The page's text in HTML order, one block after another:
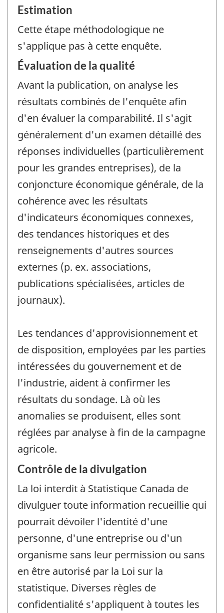
Estimation
Cette étape méthodologique ne
s'applique pas à cette enquête.
Évaluation de la qualité
Avant la publication, on analyse les
résultats combinés de l'enquête afin
d'en évaluer la comparabilité. Il s'agit
généralement d'un examen détaillé des
réponses individuelles (particulièrement
pour les grandes entreprises), de la
conjoncture économique générale, de la
cohérence avec les résultats
d'indicateurs économiques connexes,
des tendances historiques et des
renseignements d'autres sources
externes (p. ex. associations,
publications spécialisées, articles de
journaux).
Les tendances d'approvisionnement et
de disposition, employées par les parties
intéressées du gouvernement et de
l'industrie, aident à confirmer les
résultats du sondage. Là où les
anomalies se produisent, elles sont
réglées par analyse à fin de la campagne
agricole.
Contrôle de la divulgation
La loi interdit à Statistique Canada de
divulguer toute information recueillie qui
pourrait dévoiler l'identité d'une
personne, d'une entreprise ou d'un
organisme sans leur permission ou sans
en être autorisé par la Loi sur la
statistique. Diverses règles de
confidentialité s'appliquent à toutes les